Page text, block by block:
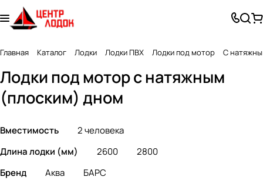
Главная Каталог Лодки Лодки ПВХ Лодки под мотор С
Лодки под мотор с натяжным
(плоским) дном
Вместимость
2 человека
Длина лодки (мм)
2600
2800
Бренд
Аква БАРС